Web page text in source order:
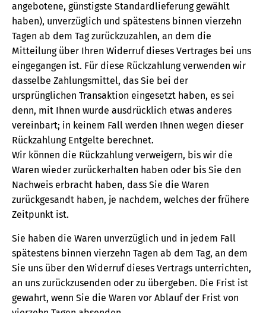
angebotene, günstigste Standardlieferung gewählt
haben), unverzüglich und spätestens binnen vierzehn
Tagen ab dem Tag zurückzuzahlen, an dem die
Mitteilung über Ihren Widerruf dieses Vertrages bei uns
eingegangen ist. Für diese Rückzahlung verwenden wir
dasselbe Zahlungsmittel, das Sie bei der
ursprünglichen Transaktion eingesetzt haben, es sei
denn, mit Ihnen wurde ausdrücklich etwas anderes
vereinbart; in keinem Fall werden Ihnen wegen dieser
Rückzahlung Entgelte berechnet.
Wir können die Rückzahlung verweigern, bis wir die
Waren wieder zurückerhalten haben oder bis Sie den
Nachweis erbracht haben, dass Sie die Waren
zurückgesandt haben, je nachdem, welches der frühere
Zeitpunkt ist.
Sie haben die Waren unverzüglich und in jedem Fall
spätestens binnen vierzehn Tagen ab dem Tag, an dem
Sie uns über den Widerruf dieses Vertrags unterrichten,
an uns zurückzusenden oder zu übergeben. Die Frist ist
gewahrt, wenn Sie die Waren vor Ablauf der Frist von